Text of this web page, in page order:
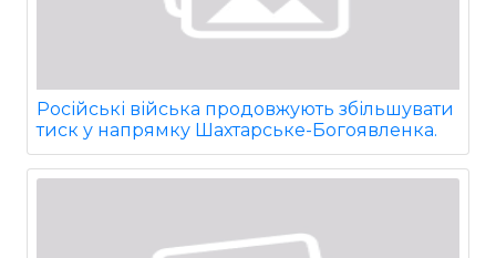
Російські війська продовжують збільшувати
тиск у напрямку Шахтарське-Богоявленка.